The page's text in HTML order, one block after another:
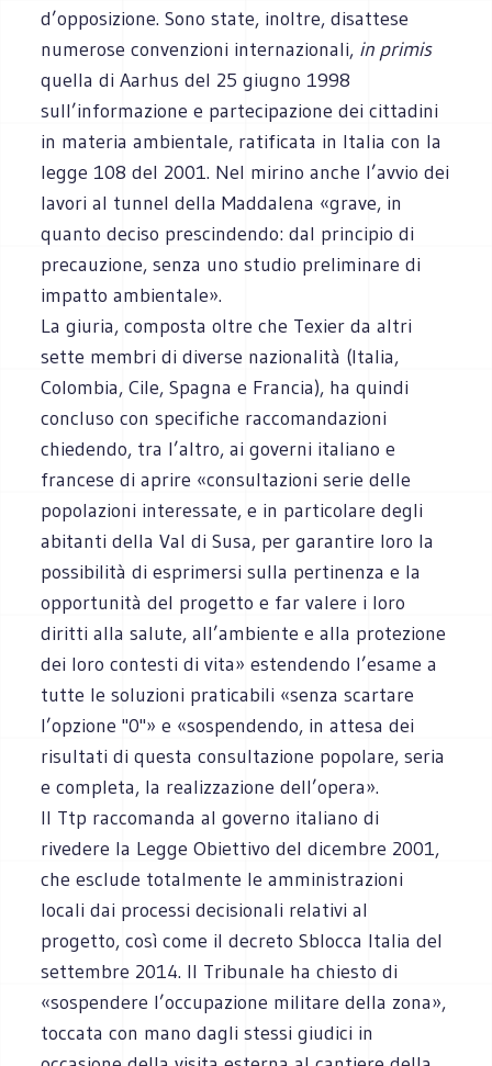
d’opposizione. Sono state, inoltre, disattese
numerose convenzioni internazionali, in primis
quella di Aarhus del 25 giugno 1998
sull’informazione e partecipazione dei cittadini
in materia ambientale, ratificata in Italia con la
legge 108 del 2001. Nel mirino anche l’avvio dei
lavori al tunnel della Maddalena «grave, in
quanto deciso prescindendo: dal principio di
precauzione, senza uno studio preliminare di
impatto ambientale».
La giuria, composta oltre che Texier da altri
sette membri di diverse nazionalità (Italia,
Colombia, Cile, Spagna e Francia), ha quindi
concluso con specifiche raccomandazioni
chiedendo, tra l’altro, ai governi italiano e
francese di aprire «consultazioni serie delle
popolazioni interessate, e in particolare degli
abitanti della Val di Susa, per garantire loro la
possibilità di esprimersi sulla pertinenza e la
opportunità del progetto e far valere i loro
diritti alla salute, all’ambiente e alla protezione
dei loro contesti di vita» estendendo l’esame a
tutte le soluzioni praticabili «senza scartare
l’opzione "0"» e «sospendendo, in attesa dei
risultati di questa consultazione popolare, seria
e completa, la realizzazione dell’opera».
Il Ttp raccomanda al governo italiano di
rivedere la Legge Obiettivo del dicembre 2001,
che esclude totalmente le amministrazioni
locali dai processi decisionali relativi al
progetto, così come il decreto Sblocca Italia del
settembre 2014. Il Tribunale ha chiesto di
«sospendere l’occupazione militare della zona»,
toccata con mano dagli stessi giudici in